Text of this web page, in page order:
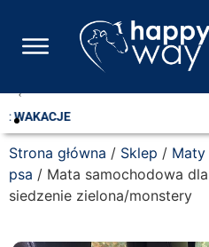
Bezpłatna dostawa przy
Strona główna / Sklep /
psa / Mata samochodowa
siedzenie zielona/monstery